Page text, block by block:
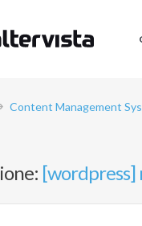
Content Management
[wordpress]